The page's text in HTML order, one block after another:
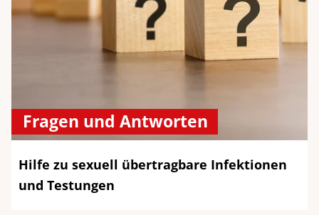
Fragen und Antworten
Hilfe zu sexuell übertragbare Infektionen
und Testungen